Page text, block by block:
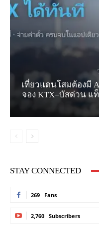
เที่ยวแดนโสมต้องมี
จอง KTX–บัสด่วน แ
STAY CONNECTED
269 Fans
2,760 Subscribers